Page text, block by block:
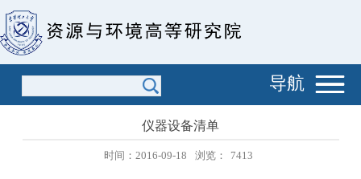
导航
仪器设备清单
时间：2016-09-18 浏览： 7413